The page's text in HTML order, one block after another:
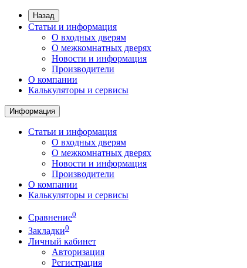
Назад
Статьи и информация
О входных дверям
О межкомнатных дверях
Новости и информация
Производители
О компании
Калькуляторы и сервисы
Информация
Статьи и информация
О входных дверям
О межкомнатных дверях
Новости и информация
Производители
О компании
Калькуляторы и сервисы
Сравнение0
Закладки0
Личный кабинет
Авторизация
Регистрация